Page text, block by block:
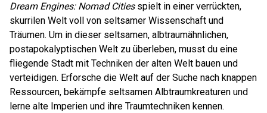
Dream Engines: Nomad Citiesspielt in einer verrückten,
skurrilen Welt voll von seltsamer Wissenschaft und
Träumen. Um in dieser seltsamen, albtraumähnlichen,
postapokalyptischen Welt zu überleben, musst du eine
fliegende Stadt mit Techniken der alten Welt bauen und
verteidigen. Erforsche die Welt auf der Suche nach knappen
Ressourcen, bekämpfe seltsamen Albtraumkreaturen und
lerne alte Imperien und ihre Traumtechniken kennen.